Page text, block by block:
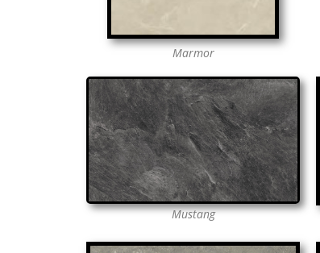
Marmor
Mustang